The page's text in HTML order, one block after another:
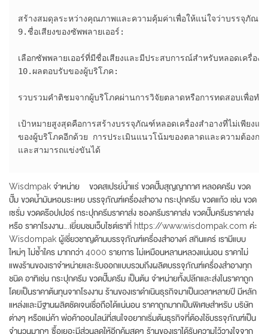
สร้างสมดุลระหว่างคุณภาพและความคุ้มค่าเพื่อให้แน่ใจว่าบรรจุภัณ
9.ชื่อเสียงของซัพพลายเออร์:
เลือกซัพพลายเออร์ที่มีชื่อเสียงและมีประสบการณ์สำหรับหลอดเครื่อ
10.ผลตอบรับของผู้บริโภค:
รวบรวมคำติชมจากผู้บริโภคผ่านการวิจัยตลาดหรือการทดสอบเพื่อท
เป้าหมายสูงสุดคือการสร้างบรรจุภัณฑ์หลอดเครื่องสำอางที่ไม่เพีย
ของผู้บริโภคอีกด้วย การประเมินแนวโน้มของตลาดและความต้องก
และสามารถแข่งขันได้
Wisdmpak จำหน่าย ขวดสเปรย์น้ำแร่ ขวดปั๊มสุญญากาศ หลอดครีม ขวด
ปั๊ม ขวดน้ำมันหอมระเหย บรรจุภัณฑ์เครื่องสำอาง กระปุกครีม ขวดแก้ว เช่น ขวด
เซรั่ม ขวดดร๊อปเปอร์ กระปุกครีมราคาส่ง ซองครีมราคาส่ง ขวดปั๊มครีมราคาส่ง
หรือ ราคาโรงงาน….เยี่ยมชมเว็บไซต์เราที่ https://www.wisdompak.com ค่ะ
Wisdompak ผู้เชี่ยวชาญด้านบรรจุภัณฑ์เครื่องสำอางค์ สกินแคร์ เรามีแบบ
ใหม่ๆ ไม่ซ้ำใคร มากกว่า 4000 รายการ ไม่เหมือนหลานหลวงแน่นอน ราคาไม่
แพงร้านของเราจำหน่ายและรับออกแบบรวมถึงผลิตบรรจุภัณฑ์เครื่องสำอางทุก
ชนิด อาทิเช่น กระปุกครีม ขวดปั๊มครีม เป็นต้น จำหน่ายทั้งปลีกและส่งในราคาถูก
โดยเป็นราคาต้นทุนจากโรงงาน ร้านของเราดำเนินธุรกิจมาเป็นเวลาหลายปี มีหลัก
แหล่งและมีฐานผลิตชัดเจนเชื่อถือได้แน่นอน ราคาถูกมากเป็นพิเศษสำหรับ บริษัท
ต่างๆ หรือแม่ค้า พ่อค้าออนไลน์ที่สนใจอยากเริ่มต้นธุรกิจที่ต้องใช้บรรจุภัณฑ์เป็น
จำนวนมากๆ ซื้อเยอะมีส่วนลดให้อีกคุ้มสุดๆ ร้านของเราได้รับความไว้วางใจจาก